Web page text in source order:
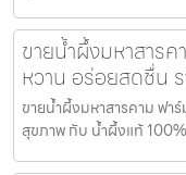
ขายน้ำผึ้งมหาสาร
หวาน อร่อยสดชื่น
ขายน้ำผึ้งมหาสารคาม ฟา
สุขภาพ กับ น้ำผึ้งแท้